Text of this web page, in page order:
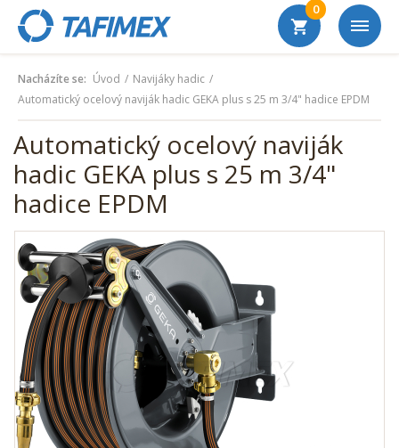
0
Nacházíte se: Úvod
Navijáky hadic
Automatický ocelový naviják hadic GEKA plus s 25 m 3/4" hadice EPDM
Automatický ocelový naviják
hadic GEKA plus s 25 m 3/4"
hadice EPDM